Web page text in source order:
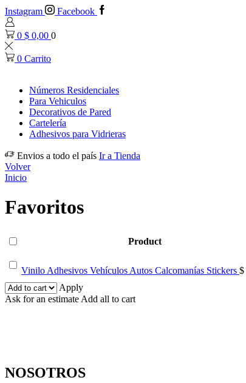
Instagram Facebook
0 $ 0,00 0
0 Carrito
Números Residenciales
Para Vehiculos
Decorativos de Pared
Cartelería
Adhesivos para Vidrieras
Envios a todo el país Ir a Tienda
Volver
Inicio
Favoritos
Product
Vinilo Adhesivos Vehículos Autos Calcomanías Stickers $
Apply
Ask for an estimateAdd all to cart
NOSOTROS